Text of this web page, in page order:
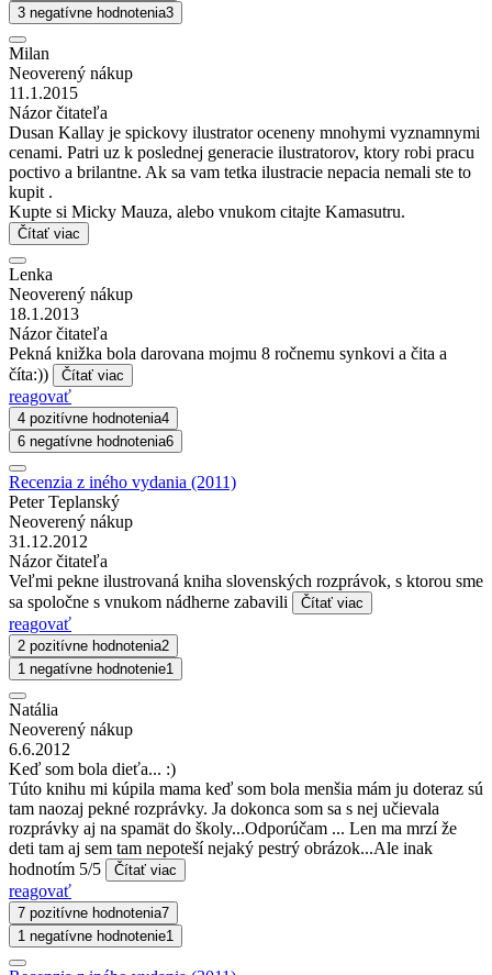
3 negatívne hodnotenia3
Milan
Neoverený nákup
11.1.2015
Názor čitateľa
Dusan Kallay je spickovy ilustrator oceneny mnohymi vyznamnymi
cenami. Patri uz k poslednej generacie ilustratorov, ktory robi pracu
poctivo a brilantne. Ak sa vam tetka ilustracie nepacia nemali ste to
kupit .
Kupte si Micky Mauza, alebo vnukom citajte Kamasutru.
Čítať viac
Lenka
Neoverený nákup
18.1.2013
Názor čitateľa
Pekná knižka bola darovana mojmu 8 ročnemu synkovi a čita a
číta:))
Čítať viac
reagovať
4 pozitívne hodnotenia4
6 negatívne hodnotenia6
Recenzia z iného vydania (2011)
Peter Teplanský
Neoverený nákup
31.12.2012
Názor čitateľa
Veľmi pekne ilustrovaná kniha slovenských rozprávok, s ktorou sme
sa spoločne s vnukom nádherne zabavili
Čítať viac
reagovať
2 pozitívne hodnotenia2
1 negatívne hodnotenie1
Natália
Neoverený nákup
6.6.2012
Keď som bola dieťa... :)
Túto knihu mi kúpila mama keď som bola menšia mám ju doteraz sú
tam naozaj pekné rozprávky. Ja dokonca som sa s nej učievala
rozprávky aj na spamät do školy...Odporúčam ... Len ma mrzí že
deti tam aj sem tam nepoteší nejaký pestrý obrázok...Ale inak
hodnotím 5/5
Čítať viac
reagovať
7 pozitívne hodnotenia7
1 negatívne hodnotenie1